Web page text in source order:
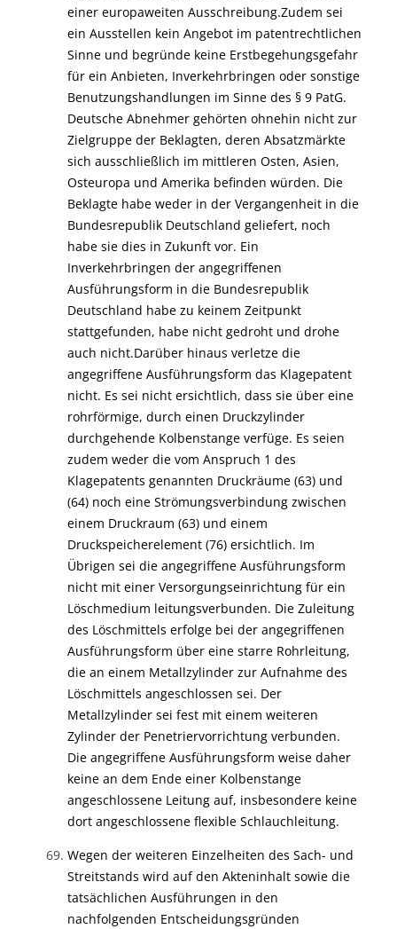
einer europaweiten Ausschreibung.Zudem sei
ein Ausstellen kein Angebot im patentrechtlichen
Sinne und begründe keine Erstbegehungsgefahr
für ein Anbieten, Inverkehrbringen oder sonstige
Benutzungshandlungen im Sinne des § 9 PatG.
Deutsche Abnehmer gehörten ohnehin nicht zur
Zielgruppe der Beklagten, deren Absatzmärkte
sich ausschließlich im mittleren Osten, Asien,
Osteuropa und Amerika befinden würden. Die
Beklagte habe weder in der Vergangenheit in die
Bundesrepublik Deutschland geliefert, noch
habe sie dies in Zukunft vor. Ein
Inverkehrbringen der angegriffenen
Ausführungsform in die Bundesrepublik
Deutschland habe zu keinem Zeitpunkt
stattgefunden, habe nicht gedroht und drohe
auch nicht.Darüber hinaus verletze die
angegriffene Ausführungsform das Klagepatent
nicht. Es sei nicht ersichtlich, dass sie über eine
rohrförmige, durch einen Druckzylinder
durchgehende Kolbenstange verfüge. Es seien
zudem weder die vom Anspruch 1 des
Klagepatents genannten Druckräume (63) und
(64) noch eine Strömungsverbindung zwischen
einem Druckraum (63) und einem
Druckspeicherelement (76) ersichtlich. Im
Übrigen sei die angegriffene Ausführungsform
nicht mit einer Versorgungseinrichtung für ein
Löschmedium leitungsverbunden. Die Zuleitung
des Löschmittels erfolge bei der angegriffenen
Ausführungsform über eine starre Rohrleitung,
die an einem Metallzylinder zur Aufnahme des
Löschmittels angeschlossen sei. Der
Metallzylinder sei fest mit einem weiteren
Zylinder der Penetriervorrichtung verbunden.
Die angegriffene Ausführungsform weise daher
keine an dem Ende einer Kolbenstange
angeschlossene Leitung auf, insbesondere keine
dort angeschlossene flexible Schlauchleitung.
Wegen der weiteren Einzelheiten des Sach- und
Streitstands wird auf den Akteninhalt sowie die
tatsächlichen Ausführungen in den
nachfolgenden Entscheidungsgründen